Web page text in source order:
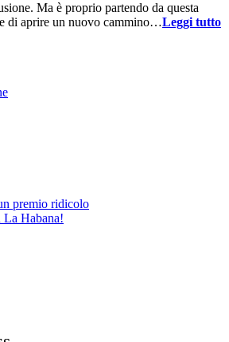
Ma è proprio partendo da questa
di aprire un nuovo cammino…Leggi tutto
premio ridicolo
La Habana!